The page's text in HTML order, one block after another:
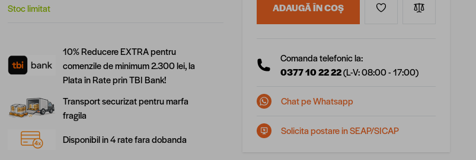
Stoc limitat
10% Reducere EXTRA pentru
comenzile de minimum 2.300 lei, la
Plata în Rate prin TBI Bank!
Transport securizat pentru marfa
fragila
Disponibil in 4 rate fara dobanda
ADAUGĂ ÎN COȘ
Comanda telefonic la:
0377 10 22 22(L-V: 08:00 - 17:00)
Chat pe Whatsapp
Solicita postare in SEAP/SICAP